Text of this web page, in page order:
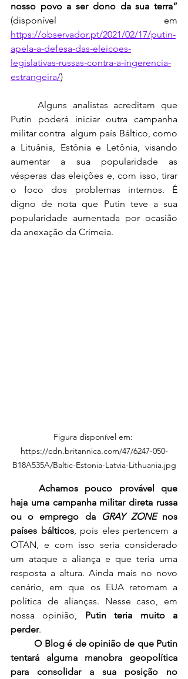
nosso povo a ser dono da sua terra”
(disponível em
https://observador.pt/2021/02/17/putin-
apela-a-defesa-das-eleicoes-
legislativas-russas-contra-a-ingerencia-
estrangeira/)
Putin poderá iniciar outra campanha
militar contra  algum país Báltico, como
a Lituânia, Estônia e Letônia, visando
aumentar a sua popularidade as
vésperas das eleições e, com isso, tirar
o foco dos problemas internos. É
digno de nota que Putin teve a sua
popularidade aumentada por ocasião
da anexação da Crimeia.
Figura disponível em:
https://cdn.britannica.com/47/6247-050-
B18A535A/Baltic-Estonia-Latvia-Lithuania.jpg
Achamos pouco provável que
haja uma campanha militar direta russa
ou o emprego da
GRAY ZONE nos
países bálticos, pois eles pertencem a
OTAN, e com isso seria considerado
um ataque a aliança e que teria uma
resposta a altura. Ainda mais no novo
cenário, em que os EUA retomam a
política de alianças. Nesse caso, em
nossa opinião, Putin teria muito a
perder.
O Blog é de opinião de que Putin
tentará alguma manobra geopolítica
para consolidar a sua posição no